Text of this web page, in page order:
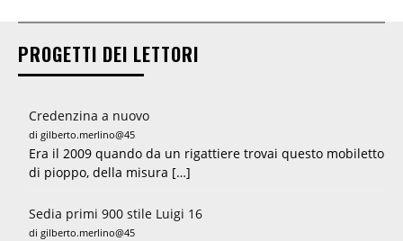
PROGETTI DEI LETTORI
Credenzina a nuovo
di gilberto.merlino@45
Era il 2009 quando da un rigattiere trovai questo mobiletto
di pioppo, della misura […]
Sedia primi 900 stile Luigi 16
di gilberto.merlino@45